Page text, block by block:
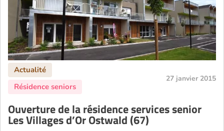
27 janvier 2015
Ouverture de la résidence services senior
Les Villages d’Or Ostwald (67)